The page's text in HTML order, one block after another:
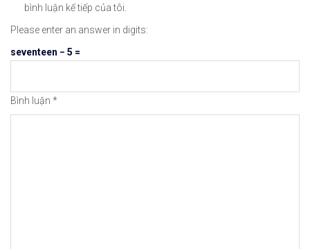
Hướng Dẫn Cách Xác Thực Tài Khoản
bình luận kế tiếp của tôi.
Please enter an answer in digits:
seventeen − 5 =
Bình luận *